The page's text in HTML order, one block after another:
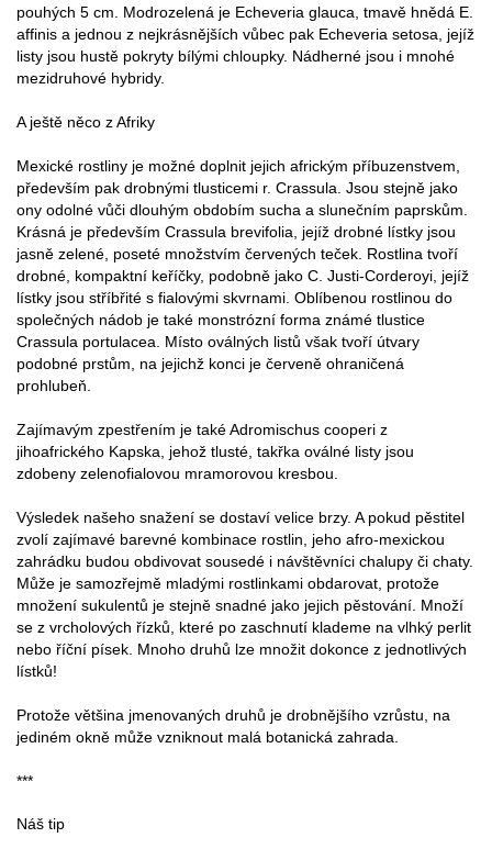
pouhých 5 cm. Modrozelená je Echeveria glauca, tmavě hnědá E.
affinis a jednou z nejkrásnějších vůbec pak Echeveria setosa, jejíž
listy jsou hustě pokryty bílými chloupky. Nádherné jsou i mnohé
mezidruhové hybridy.
A ještě něco z Afriky
Mexické rostliny je možné doplnit jejich africkým příbuzenstvem,
především pak drobnými tlusticemi r. Crassula. Jsou stejně jako
ony odolné vůči dlouhým obdobím sucha a slunečním paprskům.
Krásná je především Crassula brevifolia, jejíž drobné lístky jsou
jasně zelené, poseté množstvím červených teček. Rostlina tvoří
drobné, kompaktní keříčky, podobně jako C. Justi-Corderoyi, jejíž
lístky jsou stříbřité s fialovými skvrnami. Oblíbenou rostlinou do
společných nádob je také monstrózní forma známé tlustice
Crassula portulacea. Místo oválných listů však tvoří útvary
podobné prstům, na jejichž konci je červeně ohraničená
prohlubeň.
Zajímavým zpestřením je také Adromischus cooperi z
jihoafrického Kapska, jehož tlusté, takřka oválné listy jsou
zdobeny zelenofialovou mramorovou kresbou.
Výsledek našeho snažení se dostaví velice brzy. A pokud pěstitel
zvolí zajímavé barevné kombinace rostlin, jeho afro-mexickou
zahrádku budou obdivovat sousedé i návštěvníci chalupy či chaty.
Může je samozřejmě mladými rostlinkami obdarovat, protože
množení sukulentů je stejně snadné jako jejich pěstování. Množí
se z vrcholových řízků, které po zaschnutí klademe na vlhký perlit
nebo říční písek. Mnoho druhů lze množit dokonce z jednotlivých
lístků!
Protože většina jmenovaných druhů je drobnějšího vzrůstu, na
jediném okně může vzniknout malá botanická zahrada.
***
Náš tip